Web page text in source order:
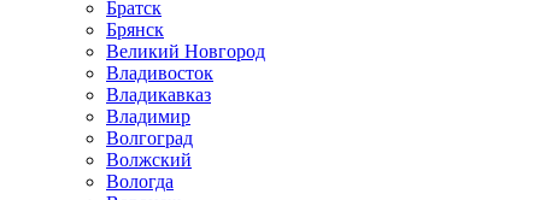
Братск
Брянск
Великий Новгород
Владивосток
Владикавказ
Владимир
Волгоград
Волжский
Вологда